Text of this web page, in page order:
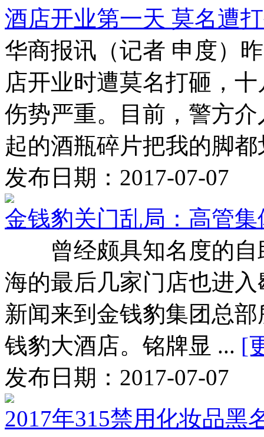
酒店开业第一天 莫名遭
华商报讯（记者 申度）
店开业时遭莫名打砸，
伤势严重。目前，
起的酒瓶碎片把我的脚
发布日期：2017-07-07
金钱豹关门乱局：高管
曾经颇具知名度的自
海的最后几家门店也进
新闻来到金钱豹集团总部
钱豹大酒店。铭牌显 ... [
发布日期：2017-07-07
2017年315禁用化妆品黑